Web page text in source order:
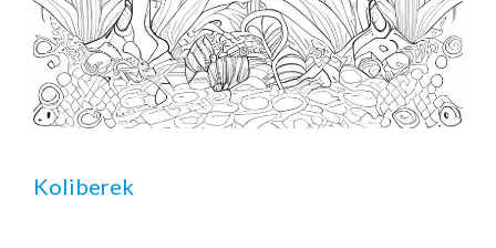
Koliberek